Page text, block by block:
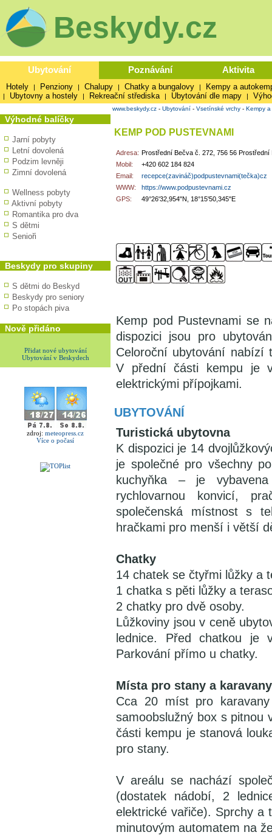
Beskydy.cz
Ubytování Poznávání Aktivita
Hotely | Penziony | Chalupy | Chatky a bungalovy | Kempy a
| Ubytovny a hostely | Rekreační střediska | Ubytování dle mapy |
Výhodné balíčky
Jarní pobyty
Letní dovolená
Podzim levněji
Zimní dovolená
Wellness pobyty
Aktivní pobyty
Romantika pro dva
S dětmi
Senioři
Beskydy pro skupiny
S dětmi do Beskyd
Beskydy pro seniory
Po stopách piva
Nově přidáno
Přidat nové ubytování
Ubytování v Beskydech
zdroj: meteopress.cz
Více o počasí
www.beskydy.cz - Ubytování - Vsetínské vrchy - Kempy
KEMP POD PUSTEVNAMI
Adresa: Prostřední Bečva č. 272, 756 56 Prostřední
Mobil:
+420 602 184 824
Email:
recepce(zavináč)podpustevnami(tečka)cz
WWW:
https://www.podpustevnami.cz
GPS:
49°26'32,954"N, 18°15'50,345"E
Kemp pod Pustevnami se
dispozici jsou pro
Celoroční ubytování nabízí
V přední části kempu je
elektrickými přípojkami.
UBYTOVÁNÍ
Turistická ubytovna
K dispozici je 14
je společné pro všechny
kuchyňka – je
rychlovarnou konvicí,
společenská místnost s
hračkami pro menší i větší
Chatky
14 chatek se čtyřmi lůžky a
1 chatka s pěti lůžky a
2 chatky pro dvě osoby.
Lůžkoviny jsou v ceně
lednice. Před chatkou je
Parkování přímo u chatky.
Místa pro stany a karavany
Cca 20 míst pro
samoobslužný box s pitnou
části kempu je stanová
pro stany.
V areálu se nachází
(dostatek nádobí, 2
elektrické vařiče). Sprchy a
minutovým automatem na